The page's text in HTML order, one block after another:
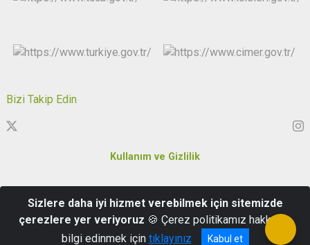
Bizi Takip Edin
Kullanım ve Gizlilik
/Kırklareli
0288 214 51 55
Sizlere daha iyi hizmet verebilmek için sitemizde
çerezlere yer veriyoruz 🍪 Çerez politikamız hakkında
bilgi edinmek için tıklayınız Kabul et